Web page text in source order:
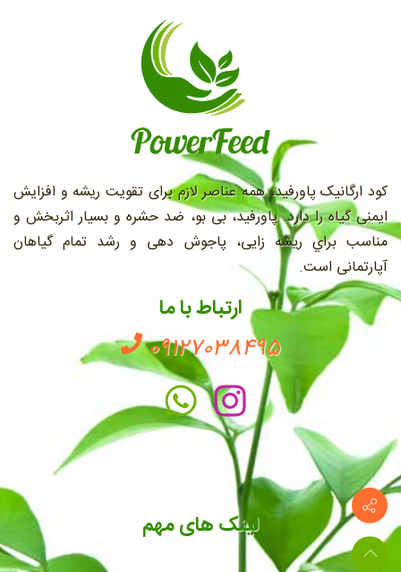
کود ارگانیک پاورفید، همه عناصر لازم برای تقویت ریشه و افزایش
ایمنی گیاه را دارد. پاورفید، بی بو، ضد حشره و بسیار اثربخش و
مناسب براي ريشه زايی، پاجوش دهی و رشد تمام گیاهان
آپارتمانی است.
ارتباط با ما
09127038495
لینک های مهم